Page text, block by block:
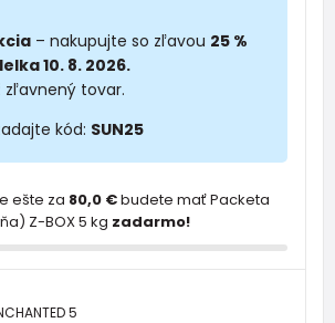
– nakupujte so zľavou 25 %
10. 8. 2026.
zľavnený tovar.
kód: SUN25
ešte za 80,0 €budete mať Packeta
Z-BOX 5 kg zadarmo!
5